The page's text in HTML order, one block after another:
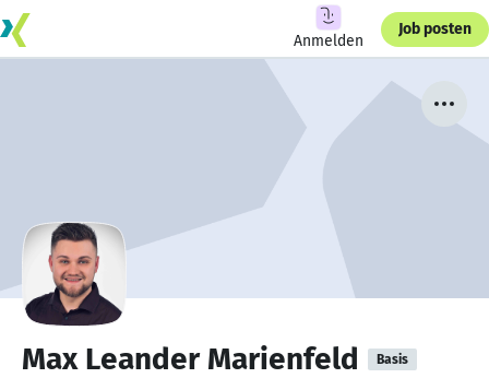
Anmelden
Job posten
Max Leander Marienfeld Basis